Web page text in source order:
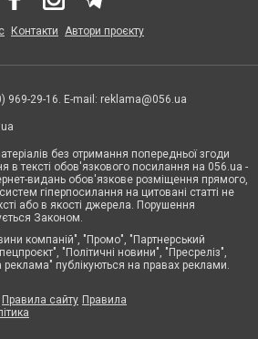
Контакти Автори проєкту
969-29-16. E-mail: reklama@056.ua
без отримання попередньої згоди
в тексті обов'язкового посилання на 056.ua -
видань обов'язкове розміщення прямого,
гіперпосилання на цитовані статті не
або в якості джерела. Порушення
Законом.
компаній", "Промо", "Партнерський
"Політичні новини", "Пресреліз",
реклама" публікуються на правах реклами.
Правила сайту Правила